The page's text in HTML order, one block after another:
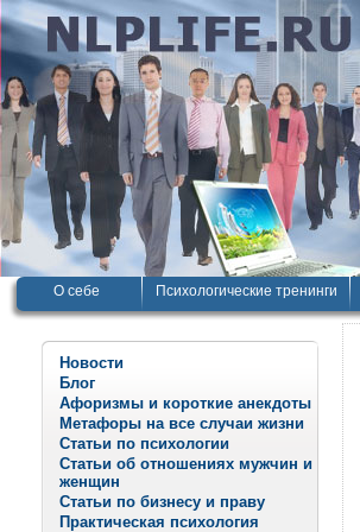
О себе Психологические тренинги
Новости
Блог
Афоризмы и короткие анекдоты
Метафоры на все случаи жизни
Статьи по психологии
Статьи об отношениях мужчин и
женщин
Статьи по бизнесу и праву
Практическая психология